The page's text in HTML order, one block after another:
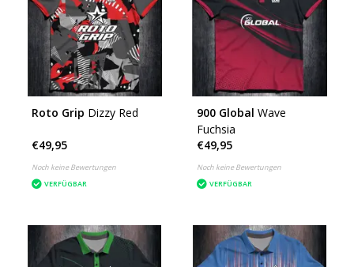
Roto Grip Dizzy Red
€49,95
Noch keine Bewertungen
VERFÜGBAR
900 Global Wave
Fuchsia
€49,95
Noch keine Bewertungen
VERFÜGBAR